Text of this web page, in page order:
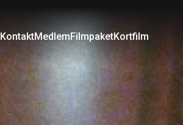
KontaktMedlemFilmpaketKortfilm